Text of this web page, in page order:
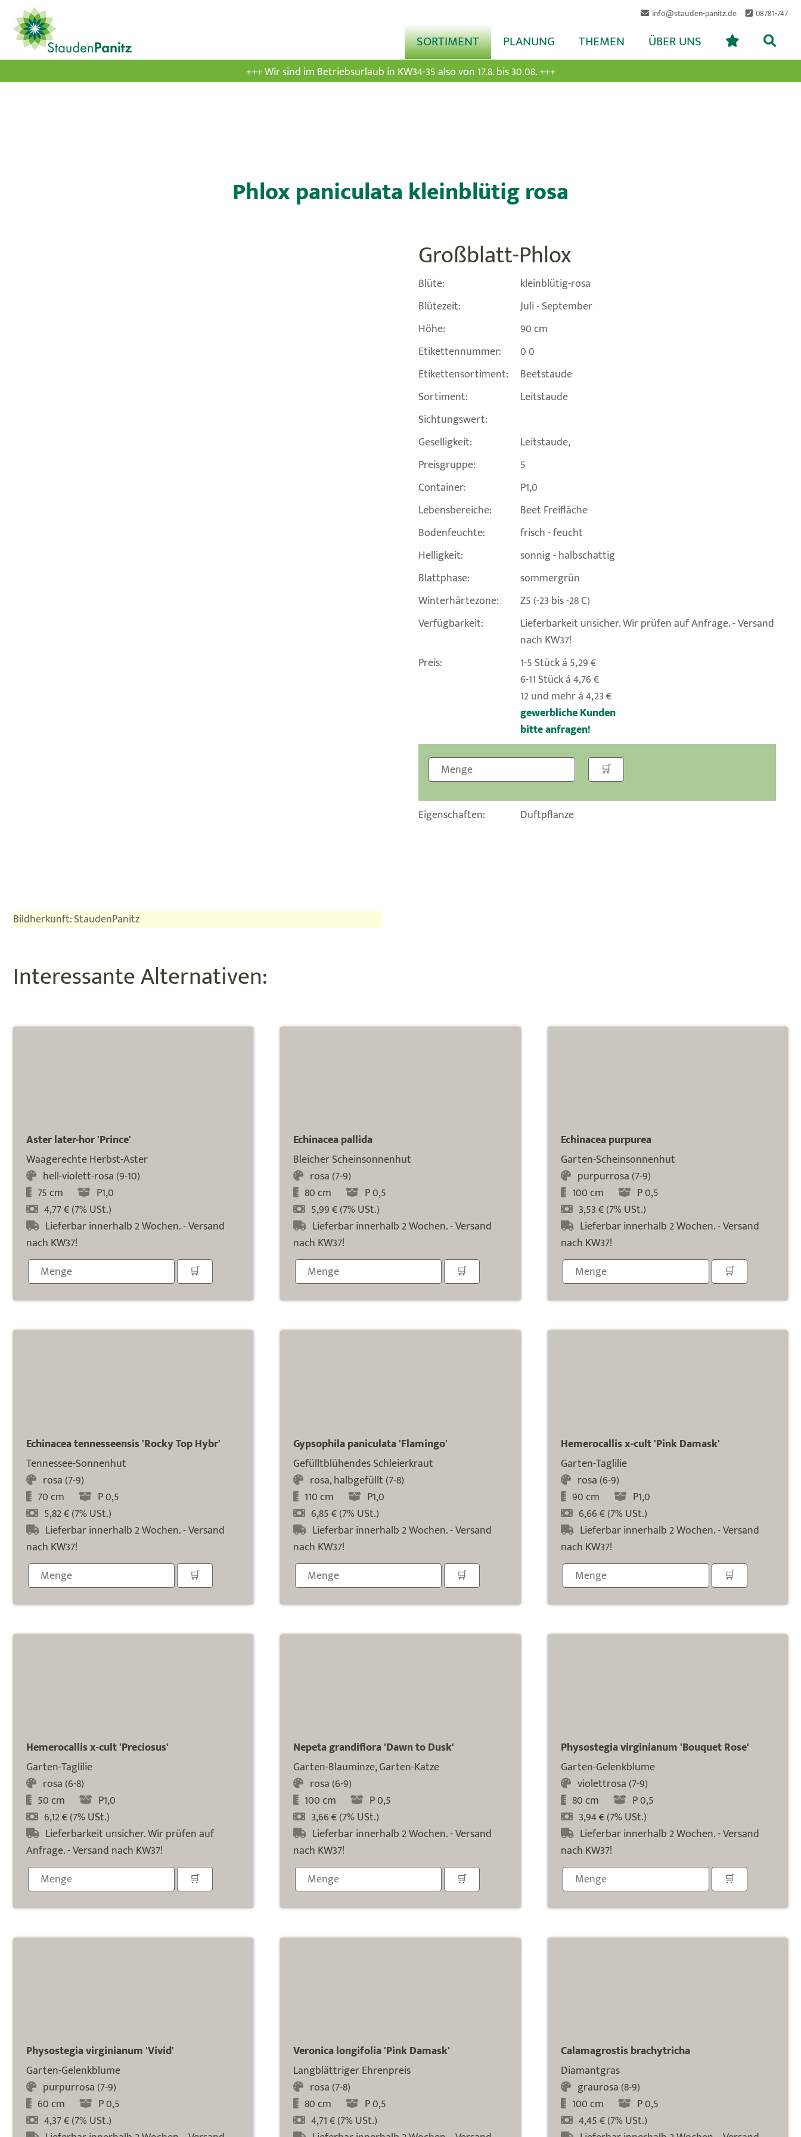
info@stauden-panitz.de 08781-747
SORTIMENT PLANUNG THEMEN ÜBER UNS
+++ Wir sind im Betriebsurlaub in KW34-35 also von 17.8. bis 30.08. +++
Phlox paniculata kleinblütig rosa
Bildherkunft: StaudenPanitz
Großblatt-Phlox
Blüte:
kleinblütig-rosa
Blütezeit:
Juli - September
Höhe:
90 cm
Etikettennummer:
0 0
Etikettensortiment:
Beetstaude
Sortiment:
Leitstaude
Sichtungswert:
Geselligkeit:
Leitstaude,
Preisgruppe:
5
Container:
P1,0
Lebensbereiche:
Beet Freifläche
Bodenfeuchte:
frisch - feucht
Helligkeit:
sonnig - halbschattig
Blattphase:
sommergrün
Winterhärtezone:
Z5 (-23 bis -28 C)
Verfügbarkeit:
Lieferbarkeit unsicher. Wir prüfen auf Anfrage. - Versand
nach KW37!
Preis:
1-5 Stück á 5,29 €
6-11 Stück á 4,76 €
12 und mehr á 4,23 €
gewerbliche Kunden
bitte anfragen!
Eigenschaften: Duftpflanze
Interessante Alternativen:
Aster later-hor 'Prince'
Waagerechte Herbst-Aster
hell-violett-rosa (9-10)
75 cm
P1,0
4,77 € (7% USt.)
Lieferbar innerhalb 2 Wochen. - Versand
nach KW37!
Echinacea pallida
Bleicher Scheinsonnenhut
rosa (7-9)
80 cm
P 0,5
5,99 € (7% USt.)
Lieferbar innerhalb 2 Wochen. - Versand
nach KW37!
Echinacea purpurea
Garten-Scheinsonnenhut
purpurrosa (7-9)
100 cm
P 0,5
3,53 € (7% USt.)
Lieferbar innerhalb 2 Wochen. - Versand
nach KW37!
Echinacea tennesseensis 'Rocky Top Hybr'
Tennessee-Sonnenhut
rosa (7-9)
70 cm
P 0,5
5,82 € (7% USt.)
Lieferbar innerhalb 2 Wochen. - Versand
nach KW37!
Gypsophila paniculata 'Flamingo'
Gefülltblühendes Schleierkraut
rosa, halbgefüllt (7-8)
110 cm
P1,0
6,85 € (7% USt.)
Lieferbar innerhalb 2 Wochen. - Versand
nach KW37!
Hemerocallis x-cult 'Pink Damask'
Garten-Taglilie
rosa (6-9)
90 cm
P1,0
6,66 € (7% USt.)
Lieferbar innerhalb 2 Wochen. - Versand
nach KW37!
Hemerocallis x-cult 'Preciosus'
Garten-Taglilie
rosa (6-8)
50 cm
P1,0
6,12 € (7% USt.)
Lieferbarkeit unsicher. Wir prüfen auf
Anfrage. - Versand nach KW37!
Nepeta grandiflora 'Dawn to Dusk'
Garten-Blauminze, Garten-Katze
rosa (6-9)
100 cm
P 0,5
3,66 € (7% USt.)
Lieferbar innerhalb 2 Wochen. - Versand
nach KW37!
Physostegia virginianum 'Bouquet Rose'
Garten-Gelenkblume
violettrosa (7-9)
80 cm
P 0,5
3,94 € (7% USt.)
Lieferbar innerhalb 2 Wochen. - Versand
nach KW37!
Physostegia virginianum 'Vivid'
Garten-Gelenkblume
purpurrosa (7-9)
60 cm
P 0,5
4,37 € (7% USt.)
Veronica longifolia 'Pink Damask'
Langblättriger Ehrenpreis
rosa (7-8)
80 cm
P 0,5
4,71 € (7% USt.)
Calamagrostis brachytricha
Diamantgras
graurosa (8-9)
100 cm
P 0,5
4,45 € (7% USt.)